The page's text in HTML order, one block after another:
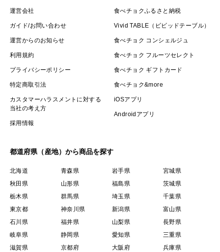
運営会社
ガイド/お問い合わせ
運営からのお知らせ
利用規約
プライバシーポリシー
特定商取引法
カスタマーハラスメントに対する
当社の考え方
採用情報
食べチョクふるさと納税
Vivid TABLE（ビビッドテーブル）
食べチョク コンシェルジュ
食べチョク フルーツセレクト
食べチョク ギフトカード
食べチョク&more
iOSアプリ
Androidアプリ
都道府県（産地）から商品を探す
北海道 青森県 岩手県
宮城県
秋田県
山形県 福島県
茨城県
栃木県
群馬県 埼玉県
千葉県
東京都
神奈川県 新潟県
富山県
石川県
福井県 山梨県
長野県
岐阜県
静岡県 愛知県
三重県
滋賀県
京都府 大阪府 兵庫県